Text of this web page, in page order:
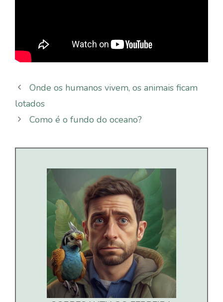
Onde os humanos vivem, os animais ficam
lotados
Como é o fundo do oceano?